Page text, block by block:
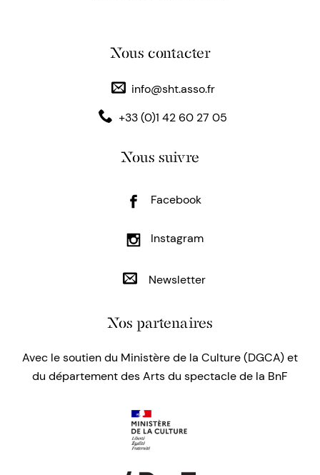
Nous contacter
info@sht.asso.fr
+33 (0)1 42 60 27 05
Nous suivre
Facebook
Instagram
Newsletter
Nos partenaires
Avec le soutien du Ministère de la Culture (DGCA) et
du département des Arts du spectacle de la BnF